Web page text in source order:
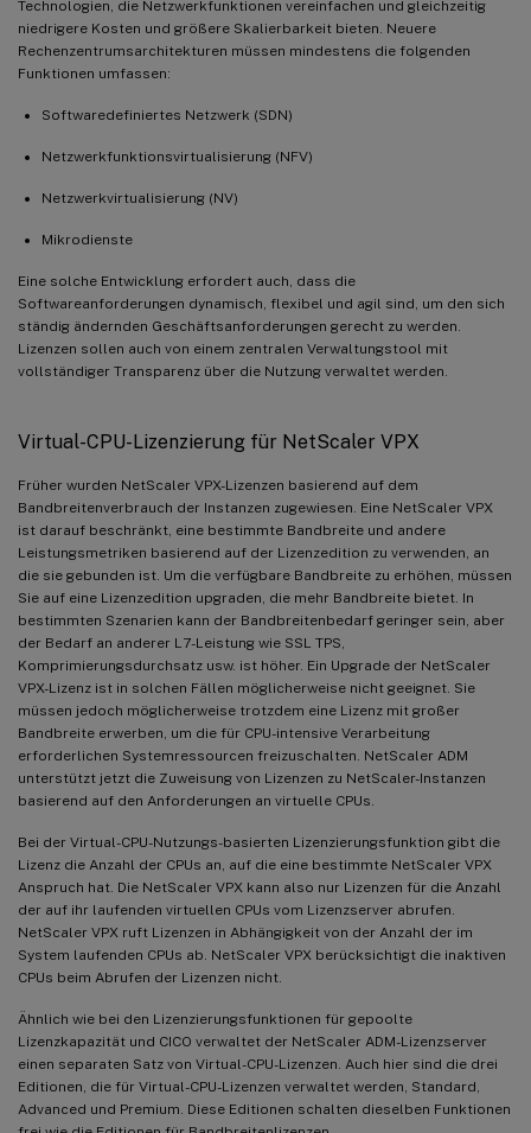
Technologien, die Netzwerkfunktionen vereinfachen und gleichzeitig
niedrigere Kosten und größere Skalierbarkeit bieten. Neuere
Rechenzentrumsarchitekturen müssen mindestens die folgenden
Funktionen umfassen:
Softwaredefiniertes Netzwerk (SDN)
Netzwerkfunktionsvirtualisierung (NFV)
Netzwerkvirtualisierung (NV)
Mikrodienste
Eine solche Entwicklung erfordert auch, dass die
Softwareanforderungen dynamisch, flexibel und agil sind, um den sich
ständig ändernden Geschäftsanforderungen gerecht zu werden.
Lizenzen sollen auch von einem zentralen Verwaltungstool mit
vollständiger Transparenz über die Nutzung verwaltet werden.
Virtual-CPU-Lizenzierung für NetScaler VPX
Früher wurden NetScaler VPX-Lizenzen basierend auf dem
Bandbreitenverbrauch der Instanzen zugewiesen. Eine NetScaler VPX
ist darauf beschränkt, eine bestimmte Bandbreite und andere
Leistungsmetriken basierend auf der Lizenzedition zu verwenden, an
die sie gebunden ist. Um die verfügbare Bandbreite zu erhöhen, müssen
Sie auf eine Lizenzedition upgraden, die mehr Bandbreite bietet. In
bestimmten Szenarien kann der Bandbreitenbedarf geringer sein, aber
der Bedarf an anderer L7-Leistung wie SSL TPS,
Komprimierungsdurchsatz usw. ist höher. Ein Upgrade der NetScaler
VPX-Lizenz ist in solchen Fällen möglicherweise nicht geeignet. Sie
müssen jedoch möglicherweise trotzdem eine Lizenz mit großer
Bandbreite erwerben, um die für CPU-intensive Verarbeitung
erforderlichen Systemressourcen freizuschalten. NetScaler ADM
unterstützt jetzt die Zuweisung von Lizenzen zu NetScaler-Instanzen
basierend auf den Anforderungen an virtuelle CPUs.
Bei der Virtual-CPU-Nutzungs-basierten Lizenzierungsfunktion gibt die
Lizenz die Anzahl der CPUs an, auf die eine bestimmte NetScaler VPX
Anspruch hat. Die NetScaler VPX kann also nur Lizenzen für die Anzahl
der auf ihr laufenden virtuellen CPUs vom Lizenzserver abrufen.
NetScaler VPX ruft Lizenzen in Abhängigkeit von der Anzahl der im
System laufenden CPUs ab. NetScaler VPX berücksichtigt die inaktiven
CPUs beim Abrufen der Lizenzen nicht.
Ähnlich wie bei den Lizenzierungsfunktionen für gepoolte
Lizenzkapazität und CICO verwaltet der NetScaler ADM-Lizenzserver
einen separaten Satz von Virtual-CPU-Lizenzen. Auch hier sind die drei
Editionen, die für Virtual-CPU-Lizenzen verwaltet werden, Standard,
Advanced und Premium. Diese Editionen schalten dieselben Funktionen